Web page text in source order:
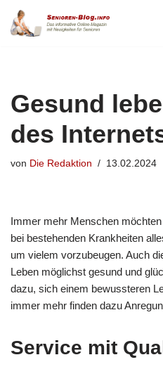
Zum
Gesund
des
von Die Redaktion 13.02.2024
Immer mehr Menschen
bei bestehenden Krankheiten
um vielem vorzubeugen. Auch
Leben möglichst gesund und
dazu, sich einem bewussteren
immer mehr finden dazu
Service mit